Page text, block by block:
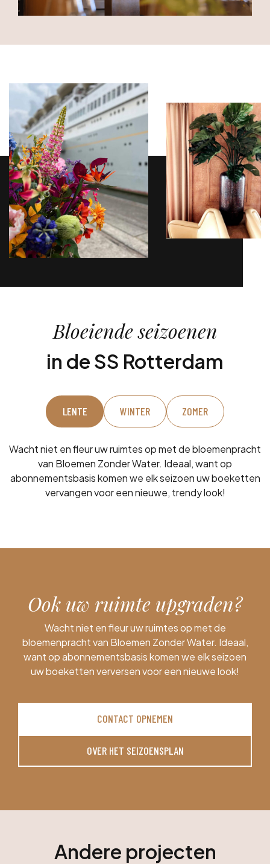
Bloeiende seizoenen
in de SS Rotterdam
LENTE WINTER ZOMER
Wacht niet en fleur uw ruimtes op met de bloemenpracht
van Bloemen Zonder Water. Ideaal, want op
abonnementsbasis komen we elk seizoen uw boeketten
vervangen voor een nieuwe, trendy look!
Ook uw ruimte upgraden?
Wacht niet en fleur uw ruimtes op met de
bloemenpracht van Bloemen Zonder Water. Ideaal,
want op abonnementsbasis komen we elk seizoen
uw boeketten verversen voor een nieuwe look!
CONTACT OPNEMEN
OVER HET SEIZOENSPLAN
Andere projecten